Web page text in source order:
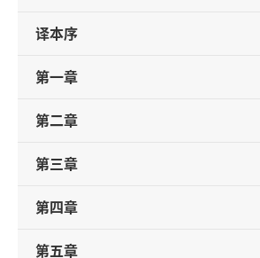
译本序
第一章
第二章
第三章
第四章
第五章